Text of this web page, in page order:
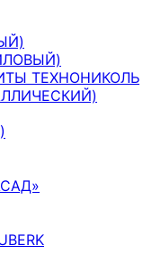
ТЕХНОНИКОЛЬ